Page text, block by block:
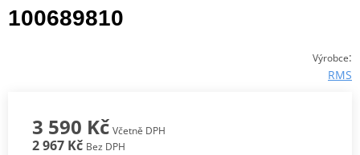
100689810
Výrobce:
RMS
3 590 Kč Včetně DPH
2 967 Kč Bez DPH